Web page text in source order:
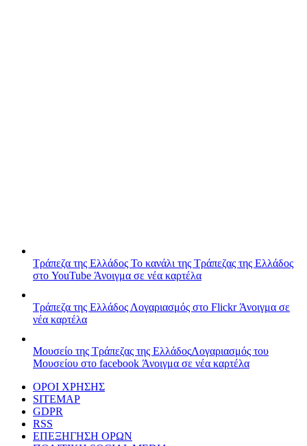
Τράπεζα της Ελλάδος Το κανάλι της Τράπεζας της Ελλάδος
στο YouTube Άνοιγμα σε νέα καρτέλα
Τράπεζα της Ελλάδος Λογαριασμός στο FlickrΆνοιγμα σε
νέα καρτέλα
Μουσείο της Τράπεζας της ΕλλάδοςΛογαριασμός του
Μουσείου στο facebook Άνοιγμα σε νέα καρτέλα
ΟΡΟΙ ΧΡΗΣΗΣ
SITEMAP
GDPR
RSS
ΕΠΕΞΗΓΗΣΗ ΟΡΩΝ